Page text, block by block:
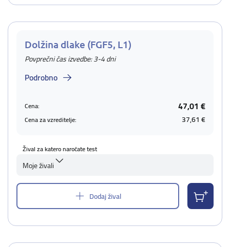
Dolžina dlake (FGF5, L1)
Povprečni čas izvedbe: 3-4 dni
Podrobno
Cena: 47,01 €
Cena za vzreditelje: 37,61 €
Žival za katero naročate test
Moje živali
Dodaj žival